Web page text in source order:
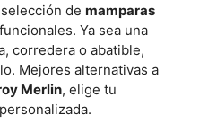
de mamparas
Ya sea una
corredera o abatible,
Mejores alternativas a
Merlin, elige tu
personalizada.